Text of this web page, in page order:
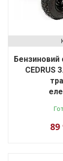
Бензиновий
CEDRUS
89